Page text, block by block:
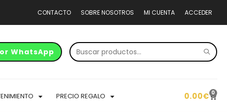
CONTACTO SOBRE NOSOTROS MI CUENTA ACCEDER
WhatsApp
PRECIO REGALO 0.00€ 0